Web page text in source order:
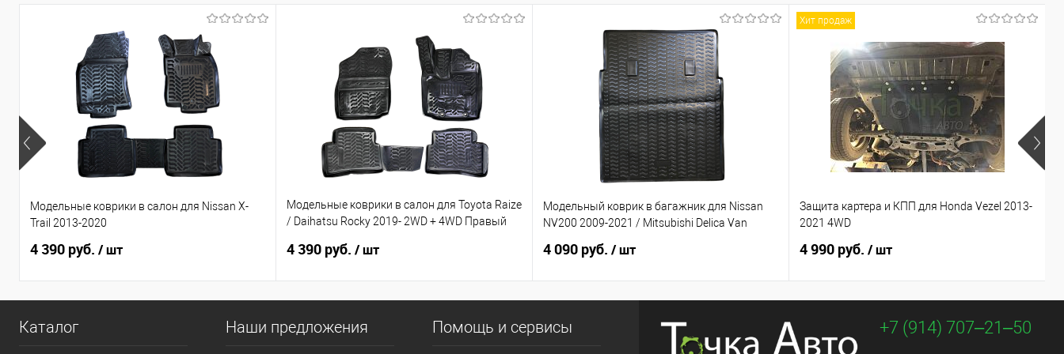
Модельные коврики в салон для Nissan X-
Trail 2013-2020
4 390 руб. / шт
Модельные коврики в салон для Toyota Raize
/ Daihatsu Rocky 2019- 2WD + 4WD Правый
4 390 руб. / шт
Модельный коврик в багажник для Nissan
NV200 2009-2021 / Mitsubishi Delica Van
4 090 руб. / шт
Хит продаж
Защита картера и КПП для Honda Vezel 2013-
2021 4WD
4 990 руб. / шт
Каталог Наши предложения Помощь и сервисы +7 (914) 707‒21‒50